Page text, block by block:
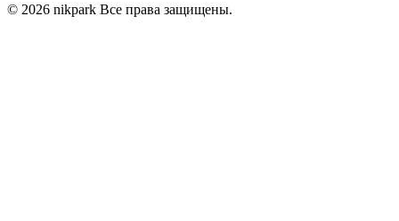
© 2026 nikpark Все права защищены.